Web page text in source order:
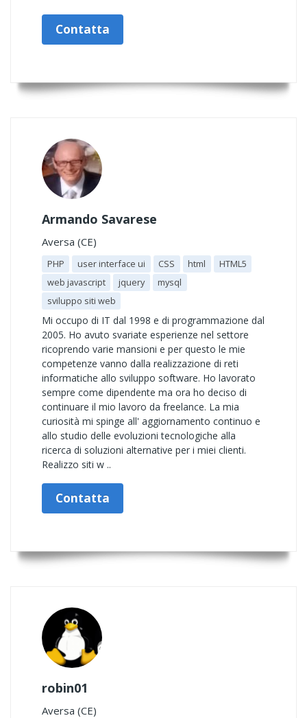
Contatta
Armando Savarese
Aversa (CE)
PHP user interface ui CSS html
HTML5
web javascript
jquery
mysql
sviluppo siti web
Mi occupo di IT dal 1998 e di programmazione dal
2005. Ho avuto svariate esperienze nel settore
ricoprendo varie mansioni e per questo le mie
competenze vanno dalla realizzazione di reti
informatiche allo sviluppo software. Ho lavorato
sempre come dipendente ma ora ho deciso di
continuare il mio lavoro da freelance. La mia
curiosità mi spinge all' aggiornamento continuo e
allo studio delle evoluzioni tecnologiche alla
ricerca di soluzioni alternative per i miei clienti.
Realizzo siti w ..
Contatta
robin01
Aversa (CE)